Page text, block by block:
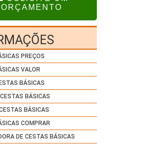
ORÇAMENTO
PREÇOS
VALOR
BÁSICAS
BÁSICAS
BÁSICAS
COMPRAR
DE CESTAS BÁSICAS